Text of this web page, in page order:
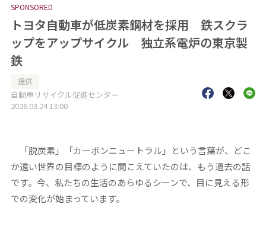
おすすめコンテンツ
出版物
会社概要
SPONSORED
トヨタ自動車が低炭素鋼材を採用 鉄スクラ
ップをアップサイクル 独立系電炉の東京製
鉄
提供
自動車リサイクル促進センター
2026.03.24 13:00
「脱炭素」「カーボンニュートラル」という言葉が、どこ
か遠い世界の目標のように聞こえていたのは、もう過去の話
です。今、私たちの生活のあらゆるシーンで、目に見える形
での変化が始まっています。